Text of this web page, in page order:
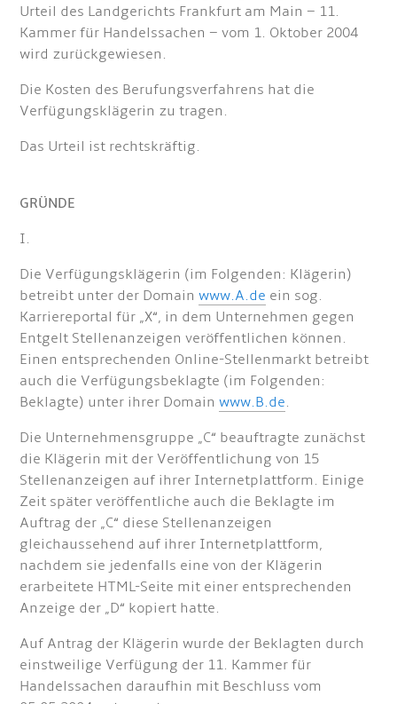
Urteil des Landgerichts Frankfurt am Main – 11.
Kammer für Handelssachen – vom 1. Oktober 2004
wird zurückgewiesen.
Die Kosten des Berufungsverfahrens hat die
Verfügungsklägerin zu tragen.
Das Urteil ist rechtskräftig.
GRÜNDE
I.
Die Verfügungsklägerin (im Folgenden: Klägerin)
betreibt unter der Domainwww.A.de ein sog.
Karriereportal für „X“, in dem Unternehmen gegen
Entgelt Stellenanzeigen veröffentlichen können.
Einen entsprechenden Online-Stellenmarkt betreibt
auch die Verfügungsbeklagte (im Folgenden:
Beklagte) unter ihrer Domainwww.B.de.
Die Unternehmensgruppe „C“ beauftragte zunächst
die Klägerin mit der Veröffentlichung von 15
Stellenanzeigen auf ihrer Internetplattform. Einige
Zeit später veröffentliche auch die Beklagte im
Auftrag der „C“ diese Stellenanzeigen
gleichaussehend auf ihrer Internetplattform,
nachdem sie jedenfalls eine von der Klägerin
erarbeitete HTML-Seite mit einer entsprechenden
Anzeige der „D“ kopiert hatte.
Auf Antrag der Klägerin wurde der Beklagten durch
einstweilige Verfügung der 11. Kammer für
Handelssachen daraufhin mit Beschluss vom